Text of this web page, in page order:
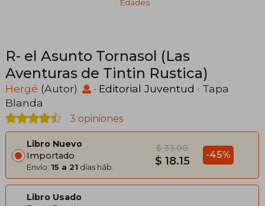
Edades
R- el Asunto Tornasol (Las
Aventuras de Tintin Rustica)
Hergé (Autor) · Editorial Juventud · Tapa
Blanda
3 opiniones
Libro Nuevo
Importado
Envío: 15 a 21 días háb.
$ 33.00
$ 18.15 -45%
Libro Usado